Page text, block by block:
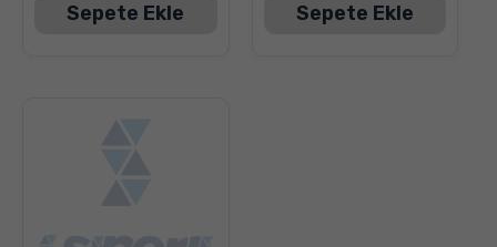
Sepete Ekle Sepete Ekle